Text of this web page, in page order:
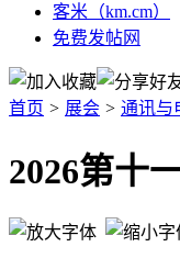
客米（km.cm）
免费发帖网
首页 > 展会 > 通讯与
2026第十